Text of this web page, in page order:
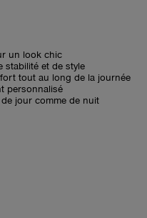
un look chic
stabilité et de style
tout au long de la journée
personnalisé
jour comme de nuit